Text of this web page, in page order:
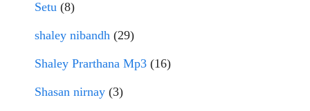
Setu (8)
shaley nibandh (29)
Shaley Prarthana Mp3 (16)
Shasan nirnay (3)